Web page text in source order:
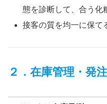
態を診断して、合う化
接客の質を均一に保て
２．在庫管理・発